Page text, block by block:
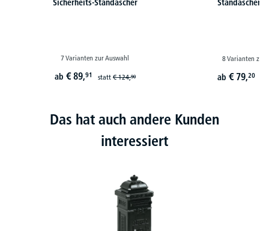
Sicherheits-Standascher
7 Varianten zur Auswahl
ab € 89,91 statt€ 124,90
Standascher
8 Varianten zur
ab € 79,20
Das hat auch andere Kunden
interessiert